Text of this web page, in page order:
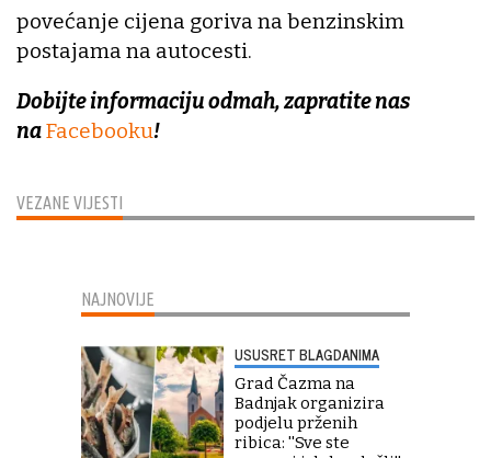
VEZANE VIJESTI
povećanje cijena goriva na benzinskim
postajama na autocesti.
Dobijte informaciju odmah, zapratite nas
naFacebooku!
NAJNOVIJE
USUSRET BLAGDANIMA
Grad Čazma na
Badnjak organizira
podjelu prženih
ribica: ''Sve ste